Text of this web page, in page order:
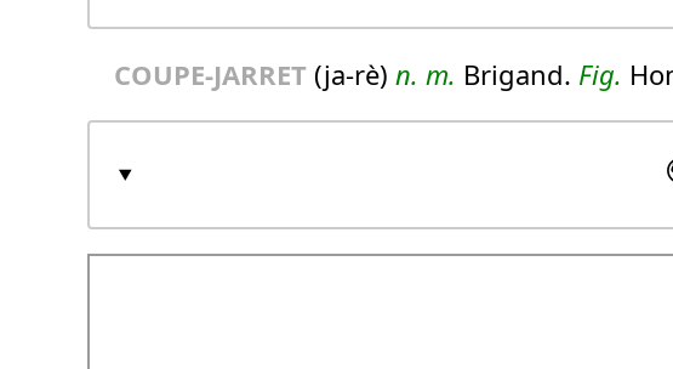
COUPE-JARRET (ja-rè) n. m. Brigand. Fig.